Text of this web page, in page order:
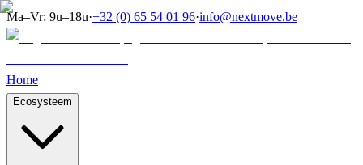
Ma–Vr: 9u–18u·+32 (0) 65 54 01 96·info@nextmove.be
Home
Ecosysteem